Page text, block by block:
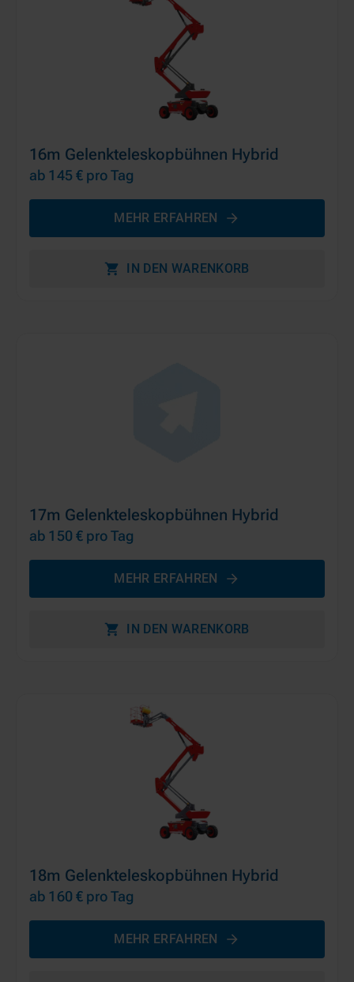
16m Gelenkteleskopbühnen Hybrid
ab 145 € pro Tag
MEHR ERFAHREN
IN DEN WARENKORB
17m Gelenkteleskopbühnen Hybrid
ab 150 € pro Tag
MEHR ERFAHREN
IN DEN WARENKORB
18m Gelenkteleskopbühnen Hybrid
ab 160 € pro Tag
MEHR ERFAHREN